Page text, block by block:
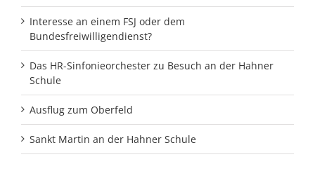
Interesse an einem FSJ oder dem
Bundesfreiwilligendienst?
Das HR-Sinfonieorchester zu Besuch an der Hahner
Schule
Ausflug zum Oberfeld
Sankt Martin an der Hahner Schule